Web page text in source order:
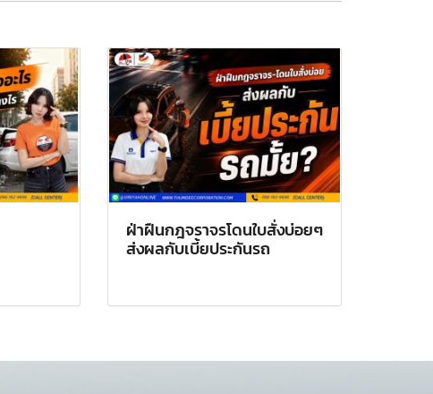
ฝ่าฝืนกฎจราจรโดนใบสั่งบ่อยๆ
ส่งผลกับเบี้ยประกันรถ